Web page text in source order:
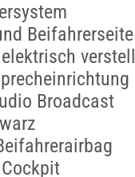
Beifahrerseite
Broadcast